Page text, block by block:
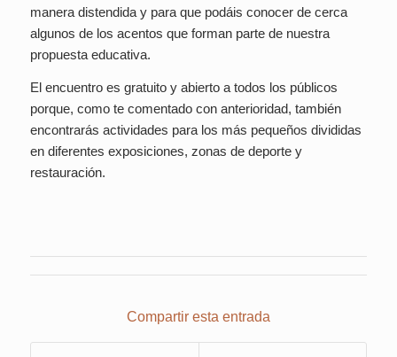
manera distendida y para que podáis conocer de cerca
algunos de los acentos que forman parte de nuestra
propuesta educativa.
El encuentro es gratuito y abierto a todos los públicos
porque, como te comentado con anterioridad, también
encontrarás actividades para los más pequeños divididas
en diferentes exposiciones, zonas de deporte y
restauración.
Compartir esta entrada